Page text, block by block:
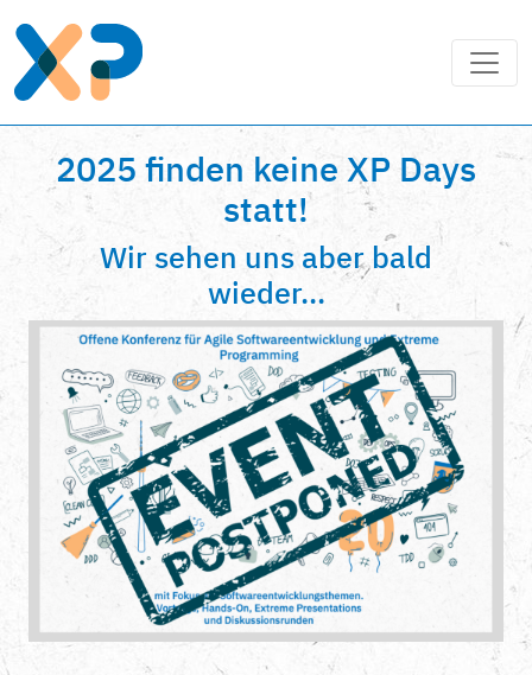
2025 finden keine XP Days
statt!
Wir sehen uns aber bald
wieder...